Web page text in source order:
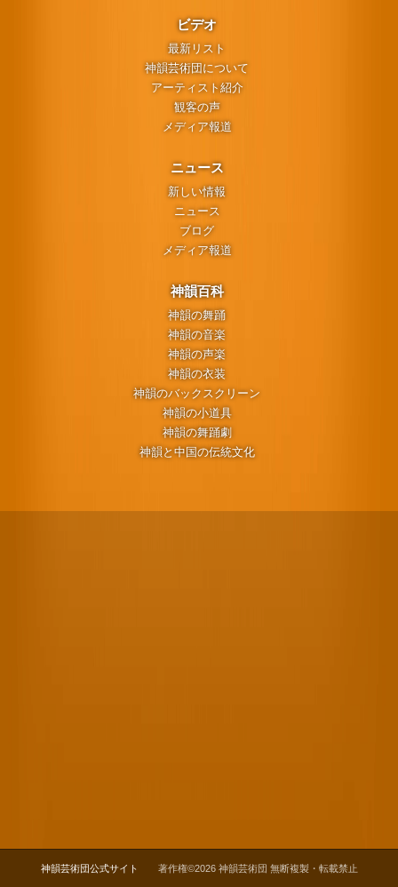
ビデオ
最新リスト
神韻芸術団について
アーティスト紹介
観客の声
メディア報道
ニュース
新しい情報
ニュース
ブログ
メディア報道
神韻百科
神韻の舞踊
神韻の音楽
神韻の声楽
神韻の衣装
神韻のバックスクリーン
神韻の小道具
神韻の舞踊劇
神韻と中国の伝統文化
神韻芸術団公式サイト 著作権©2026 神韻芸術団 無断複製・転載禁止